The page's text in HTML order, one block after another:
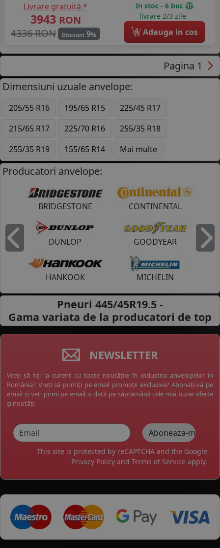
Livrare gratuită *
3943 RON
4336 RON
Discount 9%
In stoc - 6 buc
livrare 2/3 zile
4 Adauga in cos
Pagina 1
Dimensiuni uzuale anvelope:
205/55 R16 195/65 R15
225/45 R17
215/65 R17
225/70 R16
255/35 R18
255/35 R19
155/65 R14 Mai multe
Producatori anvelope:
BRIDGESTONE CONTINENTAL
DUNLOP GOODYEAR
HANKOOK MICHELIN
Inapoi
Pneuri 445/45R19.5 -
Gama variata de la producatori de top
NEWSLETTER
Vreți să fiți la curent cu toate noutățile în industria anvelopelor în
România? Vreți să primiți pe email promoții exclusive? Abonați-vă pe
email și veți primi pe email o dată pe săptămână cele mai bune oferte
și noutăți.
This site is protected by reCAPTCHA and the Google
Privacy Policy and Terms of Service apply.